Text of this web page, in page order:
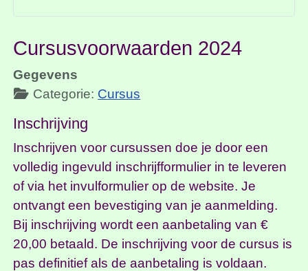
Cursusvoorwaarden 2024
Gegevens
Categorie: Cursus
Inschrijving
Inschrijven voor cursussen doe je door een
volledig ingevuld inschrijfformulier in te leveren
of via het invulformulier op de website. Je
ontvangt een bevestiging van je aanmelding.
Bij inschrijving wordt een aanbetaling van €
20,00 betaald. De inschrijving voor de cursus is
pas definitief als de aanbetaling is voldaan.